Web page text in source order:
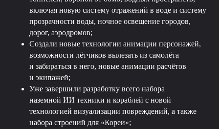
включая новую систему отражений в воде и систему
прозрачности воды, ночное освещение городов,
дорог, аэродромов;
Создали новые технологии анимации персонажей,
возможности лётчиков вылезать из самолёта
и забираться в него, новые анимации расчётов
и экипажей;
Уже завершили разработку всего набора
наземной ИИ техники и кораблей с новой
технологией визуализации повреждений, а также
набора строений для «Кореи»;